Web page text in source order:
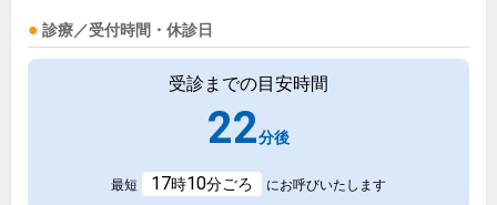
診療／受付時間・休診日
受診までの目安時間
22分後
最短 17時10分ごろ にお呼びいたします